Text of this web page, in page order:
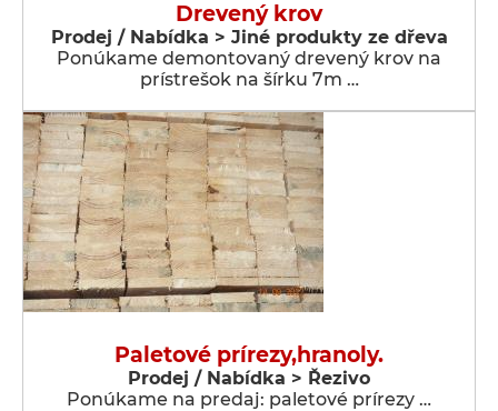
Drevený krov
Prodej / Nabídka > Jiné produkty ze dřeva
Ponúkame demontovaný drevený krov na
prístrešok na šírku 7m …
Paletové prírezy,hranoly.
Prodej / Nabídka > Řezivo
Ponúkame na predaj: paletové prírezy …